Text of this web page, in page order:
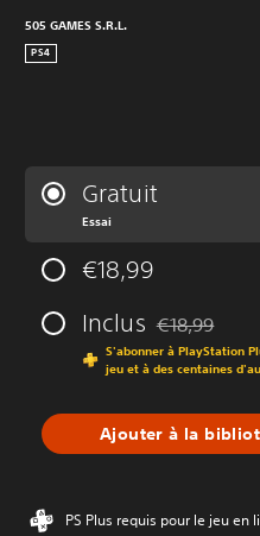
505 GAMES S.R.L.
PS4
Gratuit
Essai
€18,99
Inclus Remise par
€18,99
S'abonner à PlayStation
jeu et à des centaines
Ajouter à la
PS Plus requis pour le jeu en